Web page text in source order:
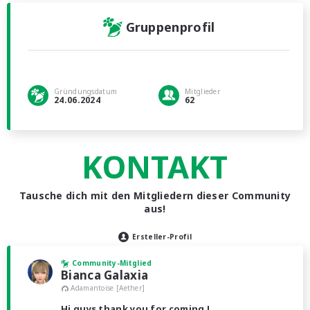
Gruppenprofil
Gründungsdatum
24.06.2024
Mitglieder
62
KONTAKT
Tausche dich mit den Mitgliedern dieser Community
aus!
Ersteller-Profil
Community-Mitglied
Bianca Galaxia
Adamantoise [Aether]